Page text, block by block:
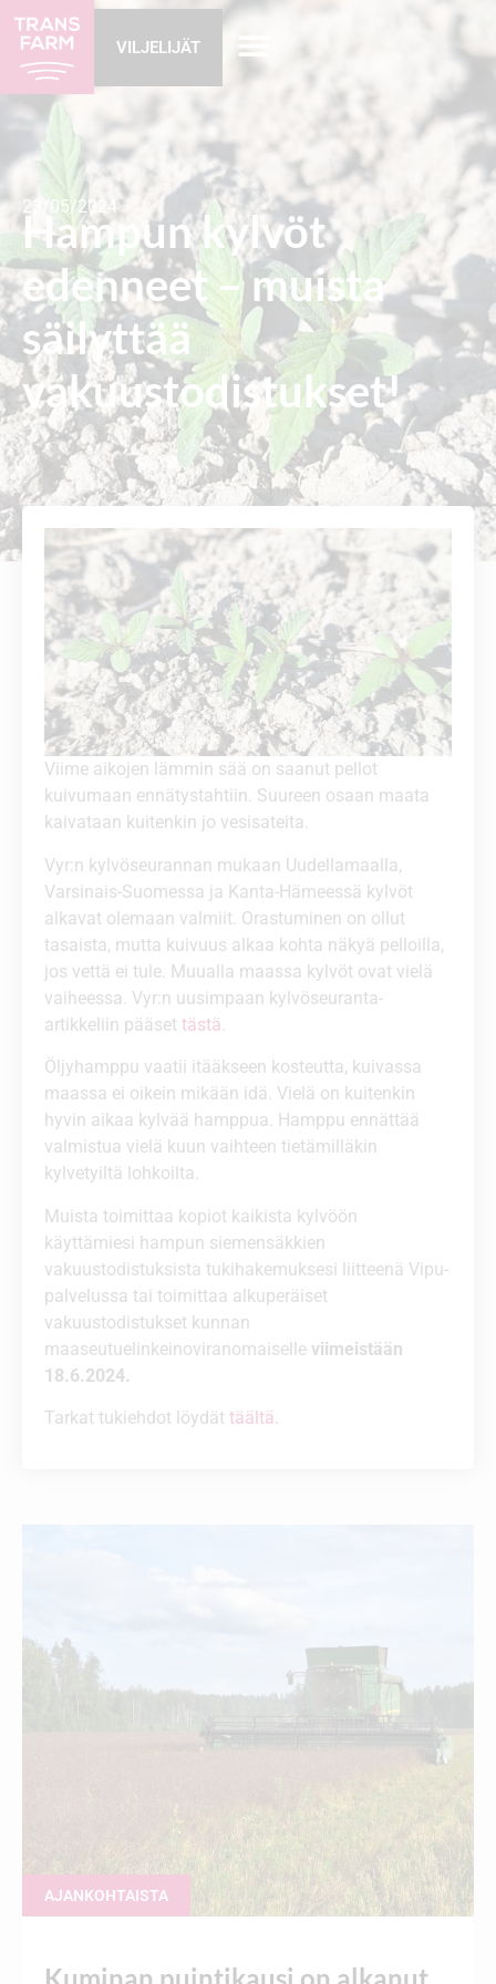
VILJELIJÄT
23/05/2024
Hampun kylvöt
edenneet – muista
säilyttää
vakuustodistukset!
Viime aikojen lämmin sää on saanut pellot
kuivumaan ennätystahtiin. Suureen osaan maata
kaivataan kuitenkin jo vesisateita.
Vyr:n kylvöseurannan mukaan Uudellamaalla,
Varsinais-Suomessa ja Kanta-Hämeessä kylvöt
alkavat olemaan valmiit. Orastuminen on ollut
tasaista, mutta kuivuus alkaa kohta näkyä pelloilla,
jos vettä ei tule. Muualla maassa kylvöt ovat vielä
vaiheessa. Vyr:n uusimpaan kylvöseuranta-
artikkeliin pääset tästä.
Öljyhamppu vaatii itääkseen kosteutta, kuivassa
maassa ei oikein mikään idä. Vielä on kuitenkin
hyvin aikaa kylvää hamppua. Hamppu ennättää
valmistua vielä kuun vaihteen tietämilläkin
kylvetyiltä lohkoilta.
Muista toimittaa kopiot kaikista kylvöön
käyttämiesi hampun siemensäkkien
vakuustodistuksista tukihakemuksesi liitteenä Vipu-
palvelussa tai toimittaa alkuperäiset
vakuustodistukset kunnan
maaseutuelinkeinoviranomaiselle viimeistään
18.6.2024.
Tarkat tukiehdot löydät täältä.
AJANKOHTAISTA